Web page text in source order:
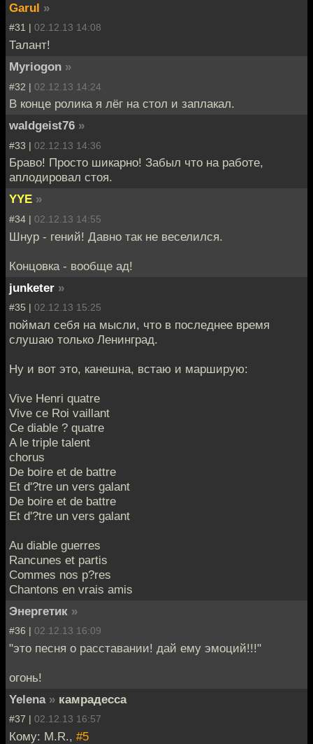
Garul »
#31 | 02.12.13 14:08
Талант!
Myriogon »
#32 | 02.12.13 14:24
В конце ролика я лёг на стол и заплакал.
waldgeist76 »
#33 | 02.12.13 14:36
Браво! Просто шикарно! Забыл что на работе,
аплодировал стоя.
YYE »
#34 | 02.12.13 14:55
Шнур - гений! Давно так не веселился.
Концовка - вообще ад!
junketer »
#35 | 02.12.13 15:25
поймал себя на мысли, что в последнее время
слушаю только Ленинград.
Ну и вот это, канешна, встаю и марширую:
Vive Henri quatre
Vive ce Roi vaillant
Ce diable ? quatre
A le triple talent
chorus
De boire et de battre
Et d'?tre un vers galant
De boire et de battre
Et d'?tre un vers galant
Au diable guerres
Rancunes et partis
Commes nos p?res
Chantons en vrais amis
Энергетик »
#36 | 02.12.13 16:09
"это песня о расставании! дай ему эмоций!!!"
огонь!
Yelena » камрадесса
#37 | 02.12.13 16:57
Кому: M.R., #5